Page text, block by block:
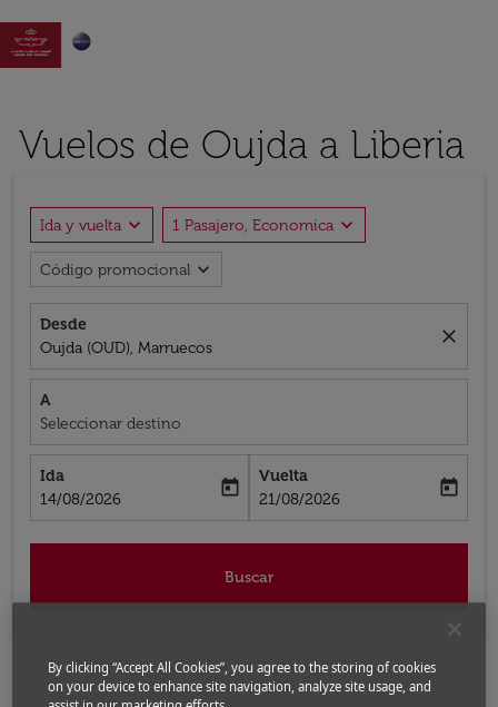

Vuelos de Oujda a Liberia
Ida y vuelta expand_more 1 Pasajero, Economica expand_more
Código promocional expand_more
Desde
Oujda (OUD), Marruecos
close
A
Seleccionar destino
Ida
fc-booking-departure-date-aria-label
14/08/2026
today
Vuelta
fc-booking-return-date-aria-label
21/08/2026
today
Buscar
By clicking “Accept All Cookies”, you agree to the storing of cookies
on your device to enhance site navigation, analyze site usage, and